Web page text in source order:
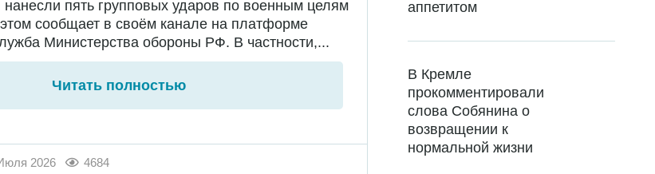
пять групповых ударов по военным целям
сообщает в своём канале на платформе
Министерства обороны РФ. В частности,...
Читать полностью
2026 4684
аппетитом
В Кремле
прокомментировали
слова Собянина о
возвращении к
нормальной жизни